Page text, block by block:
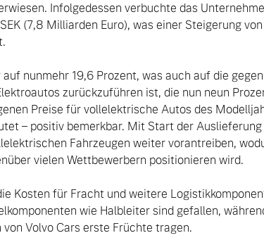
Infolgedessen verbuchte das
(7,8 Milliarden Euro), was einer Steigerung
zurückzuführen ist, die nun neun
Preise für vollelektrische Autos des
– positiv bemerkbar. Mit Start der
Fahrzeugen weiter vorantreiben,
vielen Wettbewerbern positionieren wird.
Kosten für Fracht und weitere
wie Halbleiter sind gefallen,
Volvo Cars erste Früchte tragen.